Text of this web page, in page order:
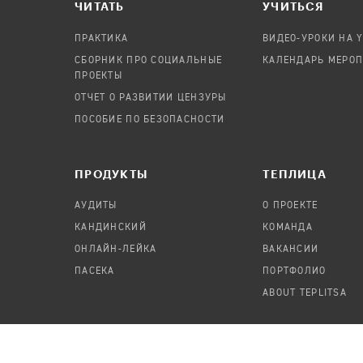
ЧИТАТЬ
ПРАКТИКА
СБОРНИК ПРО СОЦИАЛЬНЫЕ
ПРОЕКТЫ
ОТЧЕТ О РАЗВИТИИ ЦЕНЗУРЫ
ПОСОБИЕ ПО БЕЗОПАСНОСТИ
УЧИТЬСЯ
ВИДЕО-УРОКИ НА
КАЛЕНДАРЬ
ПРОДУКТЫ
АУДИТЫ
КАНДИНСКИЙ
ОНЛАЙН-ЛЕЙКА
ПАСЕКА
TЕПЛИЦА
О ПРОЕКТЕ
КОМАНДА
ВАКАНСИИ
ПОРТФОЛИО
ABOUT TEPLITSA